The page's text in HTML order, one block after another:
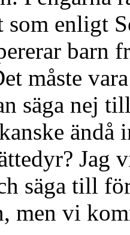
som enligt
barn
måste
säga nej
Jag
säga till
men vi